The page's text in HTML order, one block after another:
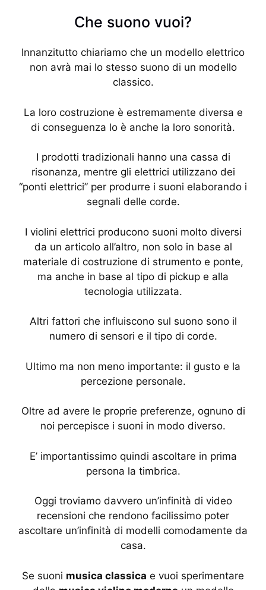
Che suono vuoi?
Innanzitutto chiariamo che un modello elettrico
non avrà mai lo stesso suono di un modello
classico.
La loro costruzione è estremamente diversa e
di conseguenza lo è anche la loro sonorità.
I prodotti tradizionali hanno una cassa di
risonanza, mentre gli elettrici utilizzano dei
“ponti elettrici” per produrre i suoni elaborando i
segnali delle corde.
I violini elettrici producono suoni molto diversi
da un articolo all’altro, non solo in base al
materiale di costruzione di strumento e ponte,
ma anche in base al tipo di pickup e alla
tecnologia utilizzata.
Altri fattori che influiscono sul suono sono il
numero di sensori e il tipo di corde.
Ultimo ma non meno importante: il gusto e la
percezione personale.
Oltre ad avere le proprie preferenze, ognuno di
noi percepisce i suoni in modo diverso.
E’ importantissimo quindi ascoltare in prima
persona la timbrica.
Oggi troviamo davvero un’infinità di video
recensioni che rendono facilissimo poter
ascoltare un’infinità di modelli comodamente da
casa.
Se suoni musica classica e vuoi sperimentare